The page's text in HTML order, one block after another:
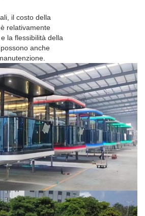
il costo della
relativamente
la flessibilità della
anche